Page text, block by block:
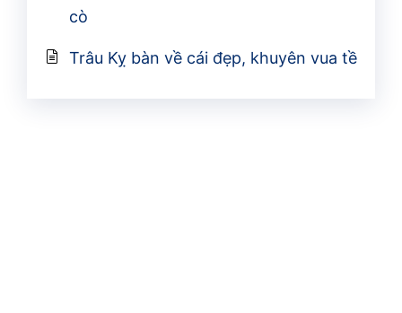
cò
Trâu Kỵ bàn về cái đẹp, khuyên vua tề